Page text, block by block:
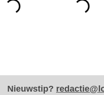
Nieuwstip?